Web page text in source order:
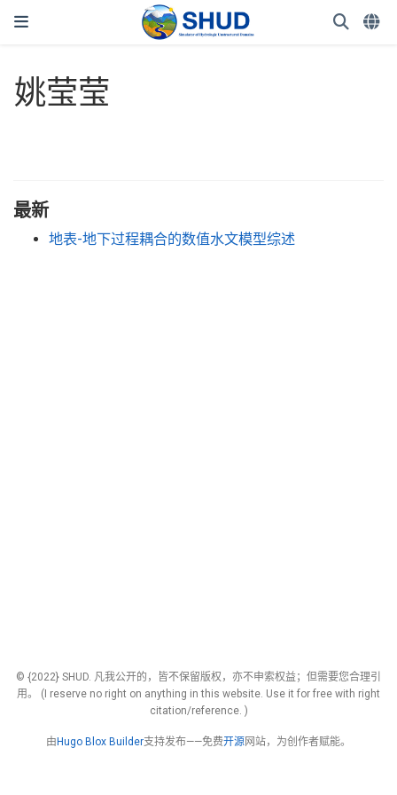
姚莹莹
最新
地表-地下过程耦合的数值水文模型综述
© {2022} SHUD. 凡我公开的，皆不保留版权，亦不申索权益；但需要您合理引
用。 (I reserve no right on anything in this website. Use it for free with right
citation/reference. )
由 Hugo Blox Builder支持发布——免费开源网站，为创作者赋能。